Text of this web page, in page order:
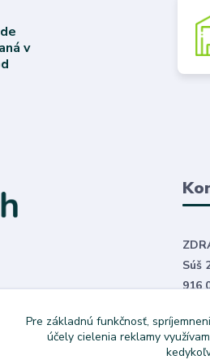
v
Súš
916
Tel.
Pre základnú funkčnosť,
účely cielenia reklamy